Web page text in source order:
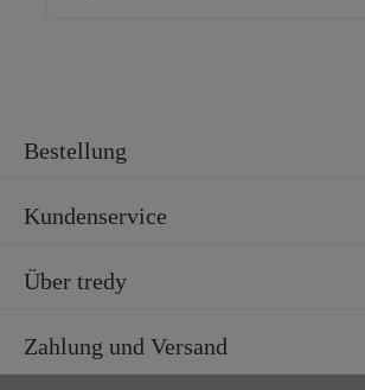
Bestellung
Kundenservice
Über tredy
Zahlung und Versand